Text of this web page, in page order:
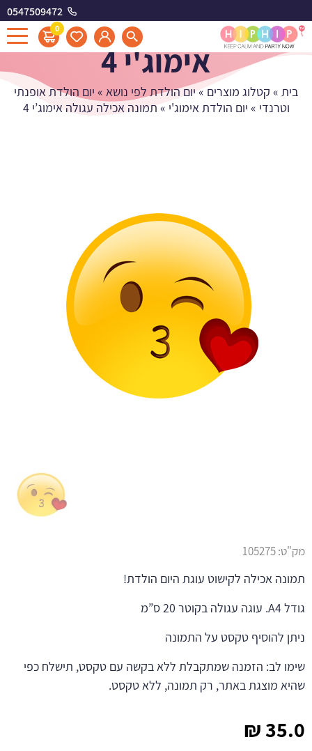
0547509472
0
תמונה אכילה עגולה
אימוג'י 4
בית » קטלוג מוצרים » יום הולדת לפי נושא » יום הולדת אופנתי
וטרנדי » יום הולדת אימוג'י » תמונה אכילה עגולה אימוג’י 4
35.0
₪
מק"ט:105275
תמונה אכילה לקישוט עוגת היום הולדת!
גודל A4. עוגה עגולה בקוטר 20 ס”מ
ניתן להוסיף טקסט על התמונה
שימו לב: הזמנה שמתקבלת ללא בקשה עם טקסט, תישלח כפי
שהיא מוצגת באתר, רק תמונה, ללא טקסט.